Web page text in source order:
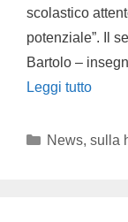
scolastico
potenziale”. Il
Bartolo –
Leggi tutto
News, sulla